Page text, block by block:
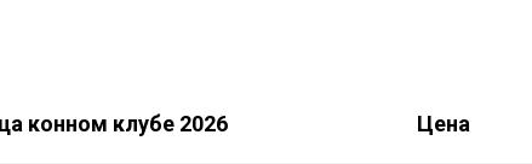
конном клубе 2026 Цена